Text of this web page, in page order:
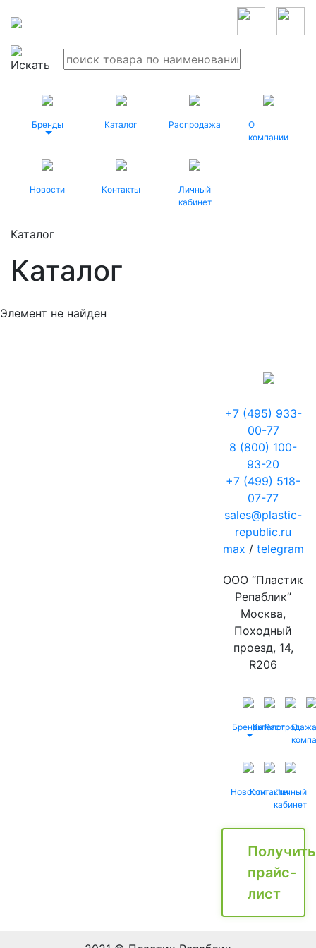
Бренды Каталог Распродажа
О
компании
Новости Контакты
Личный
кабинет
Каталог
Каталог
Элемент не найден
+7 (495) 933-
00-77
8 (800) 100-
93-20
+7 (499) 518-
07-77
sales@plastic-
republic.ru
max / telegram
ООО “Пластик
Репаблик”
Москва,
Походный
проезд, 14,
R206
БрендыКаталог
Распродажа
О
НовостиКонтактыЛичный
кабинет
Получить
прайс-
лист